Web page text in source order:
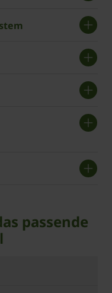
passende